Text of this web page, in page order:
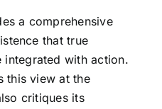
a comprehensive
that true
integrated with action.
this view at the
critiques its